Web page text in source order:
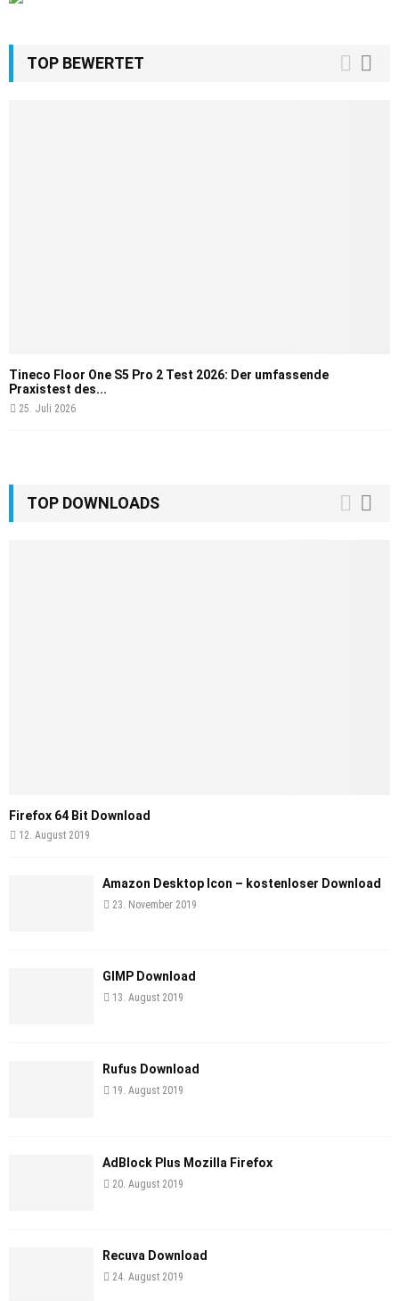
TOP BEWERTET
Tineco Floor One S5 Pro 2 Test 2026: Der umfassende
Praxistest des...
25. Juli 2026
TOP DOWNLOADS
Firefox 64 Bit Download
12. August 2019
Amazon Desktop Icon – kostenloser Download
23. November 2019
GIMP Download
13. August 2019
Rufus Download
19. August 2019
AdBlock Plus Mozilla Firefox
20. August 2019
Recuva Download
24. August 2019